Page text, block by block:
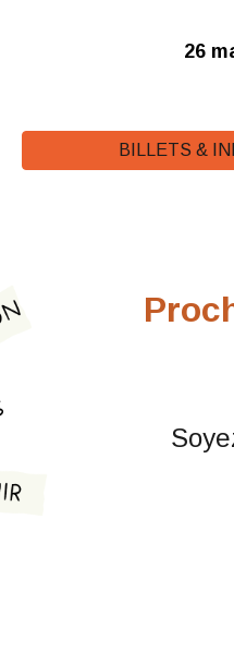
26
BILLETS &